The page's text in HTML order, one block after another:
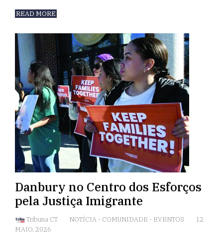
READ MORE
Danbury no Centro dos Esforços
pela Justiça Imigrante
Tribuna CT NOTÍCIA - COMUNIDADE - EVENTOS
12
MAIO, 2026